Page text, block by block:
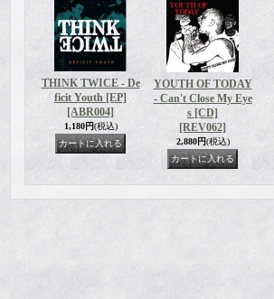
THINK TWICE - De
ficit Youth [EP]
[ABR004]
1,180円(税込)
YOUTH OF TODAY
- Can't Close My Eye
s [CD]
[REV062]
2,880円(税込)